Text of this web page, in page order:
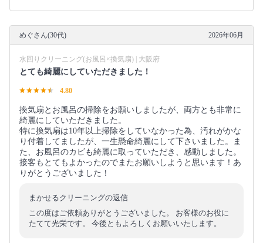
めぐさん(30代) 2026年06月
水回りクリーニング(お風呂×換気扇) | 大阪府
とても綺麗にしていただきました！
4.80
換気扇とお風呂の掃除をお願いしましたが、両方とも非常に
綺麗にしていただきました。
特に換気扇は10年以上掃除をしていなかった為、汚れがかな
り付着してましたが、一生懸命綺麗にして下さいました。ま
た、お風呂のカビも綺麗に取っていただき、感動しました。
接客もとてもよかったのでまたお願いしようと思います！あ
りがとうございました！
まかせるクリーニングの返信
この度はご依頼ありがとうございました。 お客様のお役に
たてて光栄です。 今後ともよろしくお願いいたします。